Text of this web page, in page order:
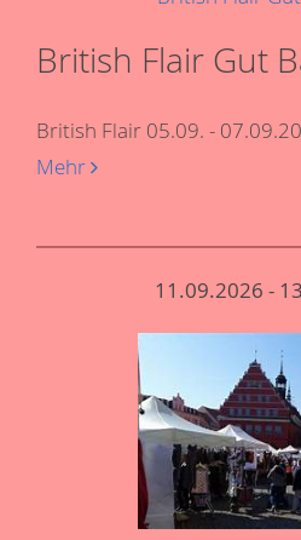
British Flair Gut
British Flair 05.09. -
Mehr
11.09.2026 -